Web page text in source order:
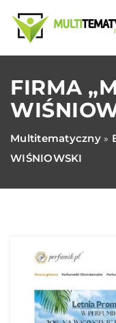
FIRMA
Multitematyczny»
WIŚNIOWSKI